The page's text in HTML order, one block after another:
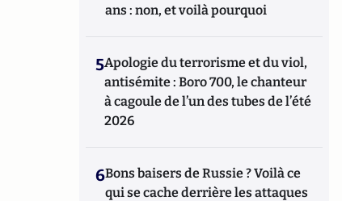
ans : non, et voilà pourquoi
5Apologie du terrorisme et du viol,
antisémite : Boro 700, le chanteur
à cagoule de l’un des tubes de l’été
2026
6Bons baisers de Russie ? Voilà ce
qui se cache derrière les attaques